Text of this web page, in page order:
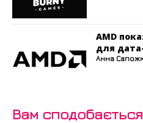
AMD
для
Анна
Вам сподобається